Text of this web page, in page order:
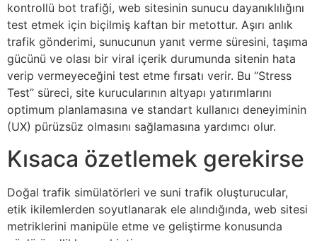
kontrollü bot trafiği, web sitesinin sunucu dayanıklılığını
test etmek için biçilmiş kaftan bir metottur. Aşırı anlık
trafik gönderimi, sunucunun yanıt verme süresini, taşıma
gücünü ve olası bir viral içerik durumunda sitenin hata
verip vermeyeceğini test etme fırsatı verir. Bu “Stress
Test” süreci, site kurucularının altyapı yatırımlarını
optimum planlamasına ve standart kullanıcı deneyiminin
(UX) pürüzsüz olmasını sağlamasına yardımcı olur.
Kısaca özetlemek gerekirse
Doğal trafik simülatörleri ve suni trafik oluşturucular,
etik ikilemlerden soyutlanarak ele alındığında, web sitesi
metriklerini manipüle etme ve geliştirme konusunda